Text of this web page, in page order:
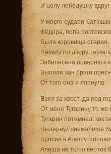
И целу лебёдушку вдруг
У моего сударя-
Фёдора, попа
Была коровища старая,
Насилу по двору
Забиласяна поварню к
Выпила чан браги
От того она и лопнула.
Взял за хвост, да под
От меня Тугарину то же
Тугарин потемнел, как
Выдернул кинжалище
Бросил в Алешу
Алеша на то-то верток